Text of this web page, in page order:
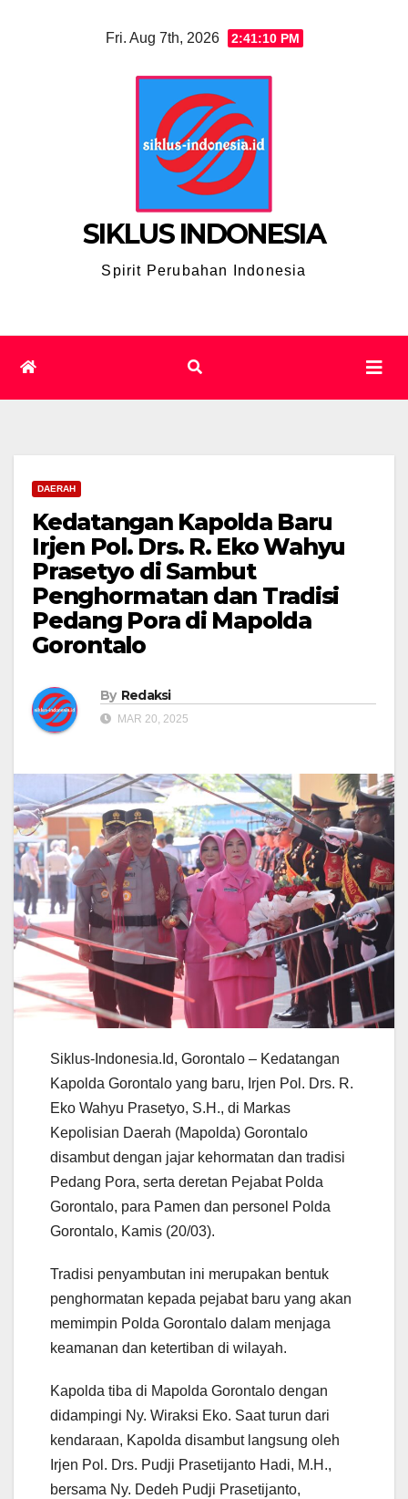
Fri. Aug 7th, 2026 2:41:11 PM
SIKLUS INDONESIA
Spirit Perubahan Indonesia
DAERAH
Kedatangan Kapolda Baru
Irjen Pol. Drs. R. Eko Wahyu
Prasetyo di Sambut
Penghormatan dan Tradisi
Pedang Pora di Mapolda
Gorontalo
By Redaksi
MAR 20, 2025
Siklus-Indonesia.Id, Gorontalo – Kedatangan
Kapolda Gorontalo yang baru, Irjen Pol. Drs. R.
Eko Wahyu Prasetyo, S.H., di Markas
Kepolisian Daerah (Mapolda) Gorontalo
disambut dengan jajar kehormatan dan tradisi
Pedang Pora, serta deretan Pejabat Polda
Gorontalo, para Pamen dan personel Polda
Gorontalo, Kamis (20/03).
Tradisi penyambutan ini merupakan bentuk
penghormatan kepada pejabat baru yang akan
memimpin Polda Gorontalo dalam menjaga
keamanan dan ketertiban di wilayah.
Kapolda tiba di Mapolda Gorontalo dengan
didampingi Ny. Wiraksi Eko. Saat turun dari
kendaraan, Kapolda disambut langsung oleh
Irjen Pol. Drs. Pudji Prasetijanto Hadi, M.H.,
bersama Ny. Dedeh Pudji Prasetijanto,